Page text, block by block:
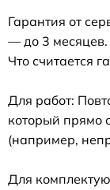
Гарантия от
— до 3 месяцев.
Что считается
Для работ:
который прямо
(например,
Для